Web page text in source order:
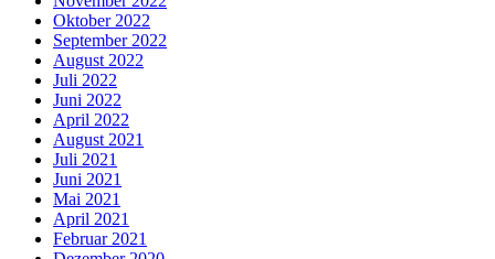
Oktober 2022
September 2022
August 2022
Juli 2022
Juni 2022
April 2022
August 2021
Juli 2021
Juni 2021
Mai 2021
April 2021
Februar 2021